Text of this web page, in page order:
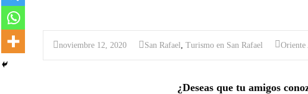
noviembre 12, 2020 San Rafael , Turismo en San Rafael Oriente
¿Deseas que tu amigos